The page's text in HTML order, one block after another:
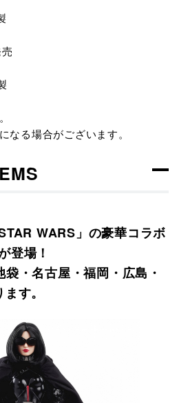
なる場合がございます。
WARS」の豪華コラボ
登場！
・名古屋・福岡・広島・
す。